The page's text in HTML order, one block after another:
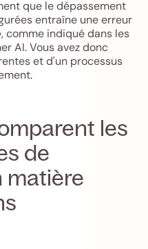
que le dépassement
entraîne une erreur
comme indiqué dans les
AI. Vous avez donc
et d'un processus
les
de
matière